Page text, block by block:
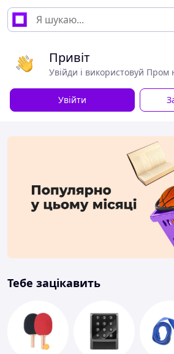
Привіт
Увійди і використовуй Пром
Увійти
Тебе зацікавить